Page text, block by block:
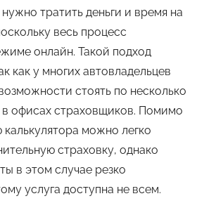
тратить деньги и время на
весь процесс
онлайн. Такой подход
как у многих автовладельцев
стоять по несколько
в офисах страховщиков. Помимо
можно легко
страховку, однако
в этом случае резко
услуга доступна не всем.